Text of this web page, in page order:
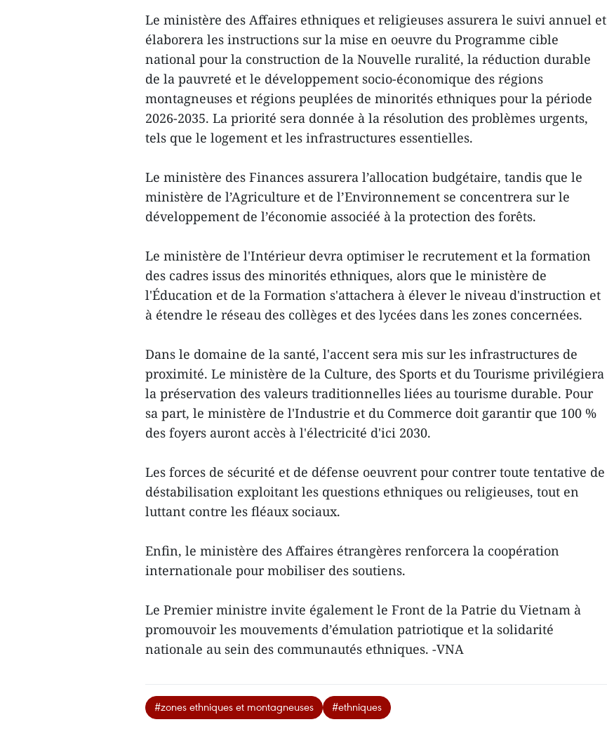
Le ministère des Affaires ethniques et religieuses assurera le suivi annuel et
élaborera les instructions sur la mise en oeuvre du Programme cible
national pour la construction de la Nouvelle ruralité, la réduction durable
de la pauvreté et le développement socio-économique des régions
montagneuses et régions peuplées de minorités ethniques pour la période
2026-2035. La priorité sera donnée à la résolution des problèmes urgents,
tels que le logement et les infrastructures essentielles.
Le ministère des Finances assurera l’allocation budgétaire, tandis que le
ministère de l’Agriculture et de l’Environnement se concentrera sur le
développement de l’économie associéé à la protection des forêts.
Le ministère de l'Intérieur devra optimiser le recrutement et la formation
des cadres issus des minorités ethniques, alors que le ministère de
l'Éducation et de la Formation s'attachera à élever le niveau d'instruction et
à étendre le réseau des collèges et des lycées dans les zones concernées.
Dans le domaine de la santé, l'accent sera mis sur les infrastructures de
proximité. Le ministère de la Culture, des Sports et du Tourisme privilégiera
la préservation des valeurs traditionnelles liées au tourisme durable. Pour
sa part, le ministère de l'Industrie et du Commerce doit garantir que 100 %
des foyers auront accès à l'électricité d'ici 2030.
Les forces de sécurité et de défense oeuvrent pour contrer toute tentative de
déstabilisation exploitant les questions ethniques ou religieuses, tout en
luttant contre les fléaux sociaux.
Enfin, le ministère des Affaires étrangères renforcera la coopération
internationale pour mobiliser des soutiens.
Le Premier ministre invite également le Front de la Patrie du Vietnam à
promouvoir les mouvements d’émulation patriotique et la solidarité
nationale au sein des communautés ethniques. -VNA
#zones ethniques et montagneuses #ethniques